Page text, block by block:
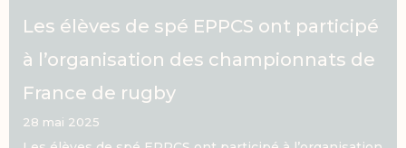
Les élèves de spé EPPCS ont participé
à l’organisation des championnats de
France de rugby
28 mai 2025